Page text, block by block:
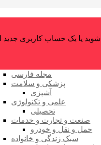
مجله فارسی
پزشکی و سلامت
آشپزی
علمی و تکنولوژی
تحصیلی
صنعت و تجارت و خدمات
حمل و نقل و خودرو
سبک زندگی و خانواده